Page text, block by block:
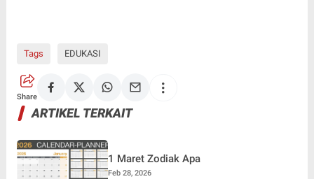
Tags EDUKASI
Share
ARTIKEL TERKAIT
1 Maret Zodiak Apa
Feb 28, 2026